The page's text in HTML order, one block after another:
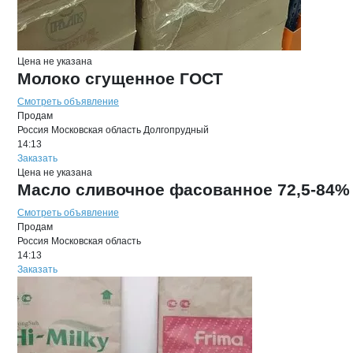
Цена не указана
Молоко сгущенное ГОСТ
Смотреть объявление
Продам
Россия Московская область Долгопрудный
14:13
Заказать
Цена не указана
Масло сливочное фасованное 72,5-
Смотреть объявление
Продам
Россия Московская область
14:13
Заказать